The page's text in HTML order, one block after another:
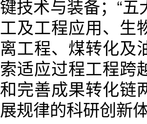
键技术与装备；“
工及工程应用、生
离工程、煤转化及
索适应过程工程跨
和完善成果转化链
展规律的科研创新体